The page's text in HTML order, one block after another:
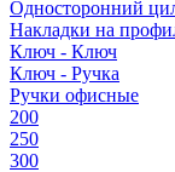
Односторонний
Накладки на
Ключ - Ключ
Ключ - Ручка
Ручки офисные
200
250
300